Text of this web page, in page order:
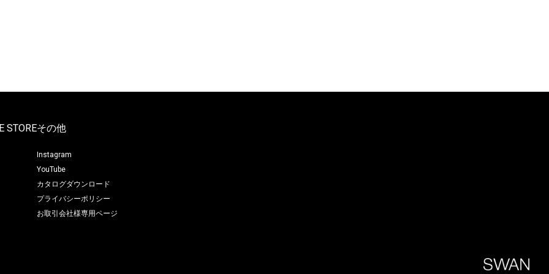
STOREその他
Instagram
YouTube
カタログダウンロード
プライバシーポリシー
お取引会社様専用ページ